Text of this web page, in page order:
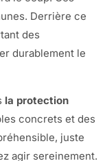
Derrière ce
des
durablement le
la protection
concrets et des
juste
agir sereinement.